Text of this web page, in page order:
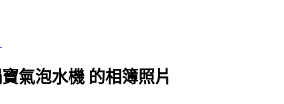
氣泡水機 的相簿照片